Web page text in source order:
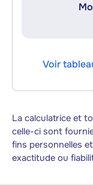
Voir
La calculatrice et
celle-ci sont
fins personnelles
exactitude ou